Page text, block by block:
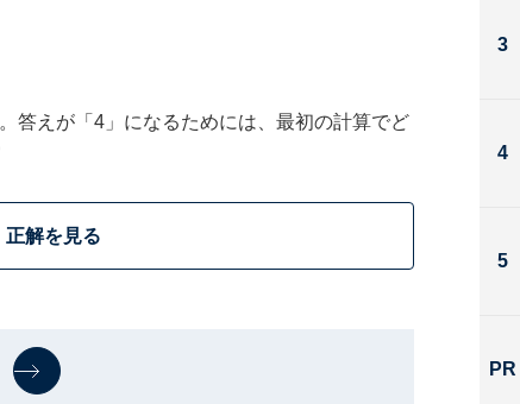
答えが「4」になるためには、最初の計算でど
正解を見る
3
4
5
PR